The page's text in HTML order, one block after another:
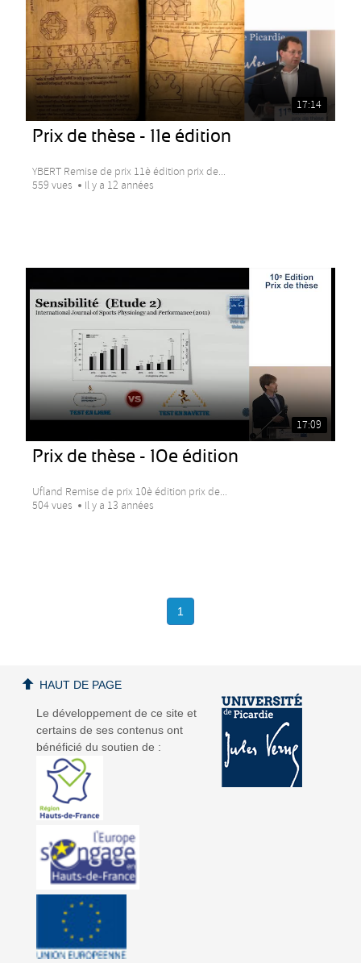
17:14
Prix de thèse - 11e édition
YBERT Remise de prix 11è édition prix de...
559 vues
Il y a 12 années
17:09
Prix de thèse - 10e édition
Ufland Remise de prix 10è édition prix de...
504 vues
Il y a 13 années
1
Le développement de ce site et
certains de ses contenus ont
bénéficié du soutien de :
HAUT DE PAGE